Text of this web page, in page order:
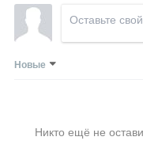
Новые
Никто ещё не